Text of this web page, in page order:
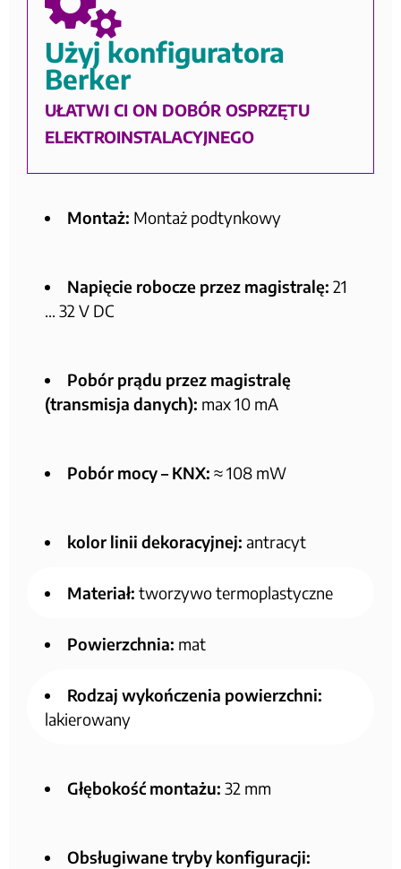
Użyj konfiguratora
Berker
UŁATWI CI ON DOBÓR OSPRZĘTU
ELEKTROINSTALACYJNEGO
Montaż: Montaż podtynkowy
Napięcie robocze przez magistralę: 21
… 32 V DC
Pobór prądu przez magistralę
(transmisja danych): max 10 mA
Pobór mocy – KNX: ≈ 108 mW
kolor linii dekoracyjnej: antracyt
Materiał: tworzywo termoplastyczne
Powierzchnia: mat
Rodzaj wykończenia powierzchni:
lakierowany
Głębokość montażu: 32 mm
Obsługiwane tryby konfiguracji: